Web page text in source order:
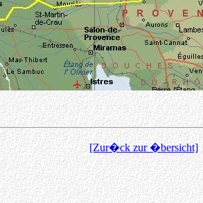
[Zur�ck zur �bersicht]